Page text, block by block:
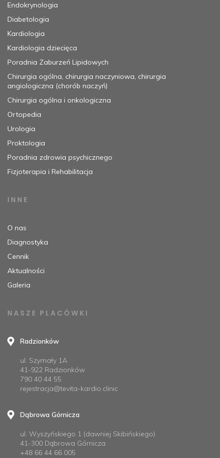
Endokrynologia
Diabetologia
Kardiologia
Kardiologia dziecięca
Poradnia Zaburzeń Lipidowych
Chirurgia ogólna, chirurgia naczyniowa, chirurgia
angiologiczna (chorób naczyń)
Chirurgia ogólna i onkologiczna
Ortopedia
Urologia
Proktologia
Poradnia zdrowia psychicznego
Fizjoterapia i Rehabilitacja
INNE
O nas
Diagnostyka
Cennik
Aktualności
Galeria
NASZE PLACÓWKI
Radzionków
ul. Szymały 1A
41-922 Radzionków
790 40 44 55
rejestracja@tevita-kardio.clinic
Dąbrowa Górnicza
ul. Wyszyńskiego 1 (dawniej Skibińskiego)
41-300 Dąbrowa Górnicza
+48 66 44 66 005